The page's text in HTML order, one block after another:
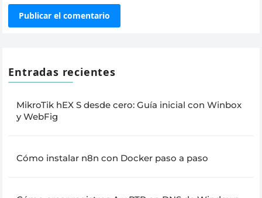
Entradas recientes
MikroTik hEX S desde cero: Guía inicial con Winbox
y WebFig
Cómo instalar n8n con Docker paso a paso